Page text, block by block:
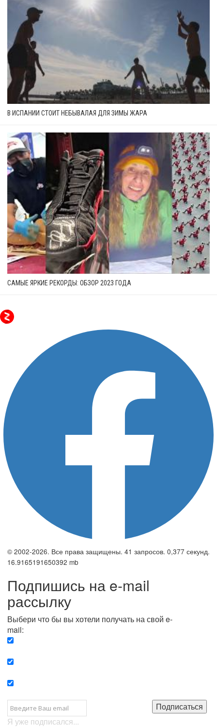
В ИСПАНИИ СТОИТ НЕБЫВАЛАЯ ДЛЯ ЗИМЫ ЖАРА
САМЫЕ ЯРКИЕ РЕКОРДЫ: ОБЗОР 2023 ГОДА
© 2002-2026. Все права защищены. 41 запросов. 0,377 секунд.
16.9165191650392 mb
Подпишись на e-mail
рассылку
Выбери что бы вы хотели получать на свой e-
mail:
Подписаться
Я уже подписался...